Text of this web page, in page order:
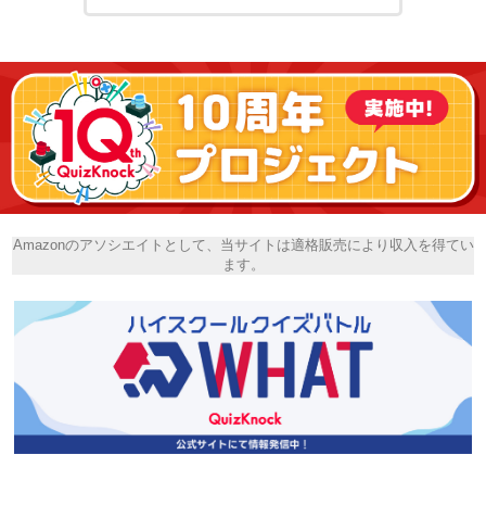
Amazonのアソシエイトとして、当サイトは適格販売により収入を得てい
ます。